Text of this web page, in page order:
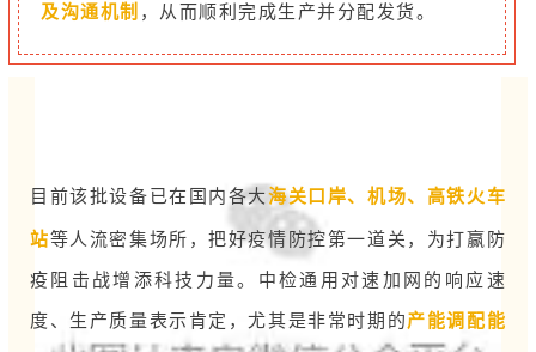
及沟通机制 ，从而顺利完成生产并分配发货。
目前该批设备已在国内各大海关口岸、机场、高铁火车
站等人流密集场所，把好疫情防控第一道关，为打赢防
疫阻击战增添科技力量。中检通用对速加网的响应速
度、生产质量表示肯定，尤其是非常时期的产能调配能